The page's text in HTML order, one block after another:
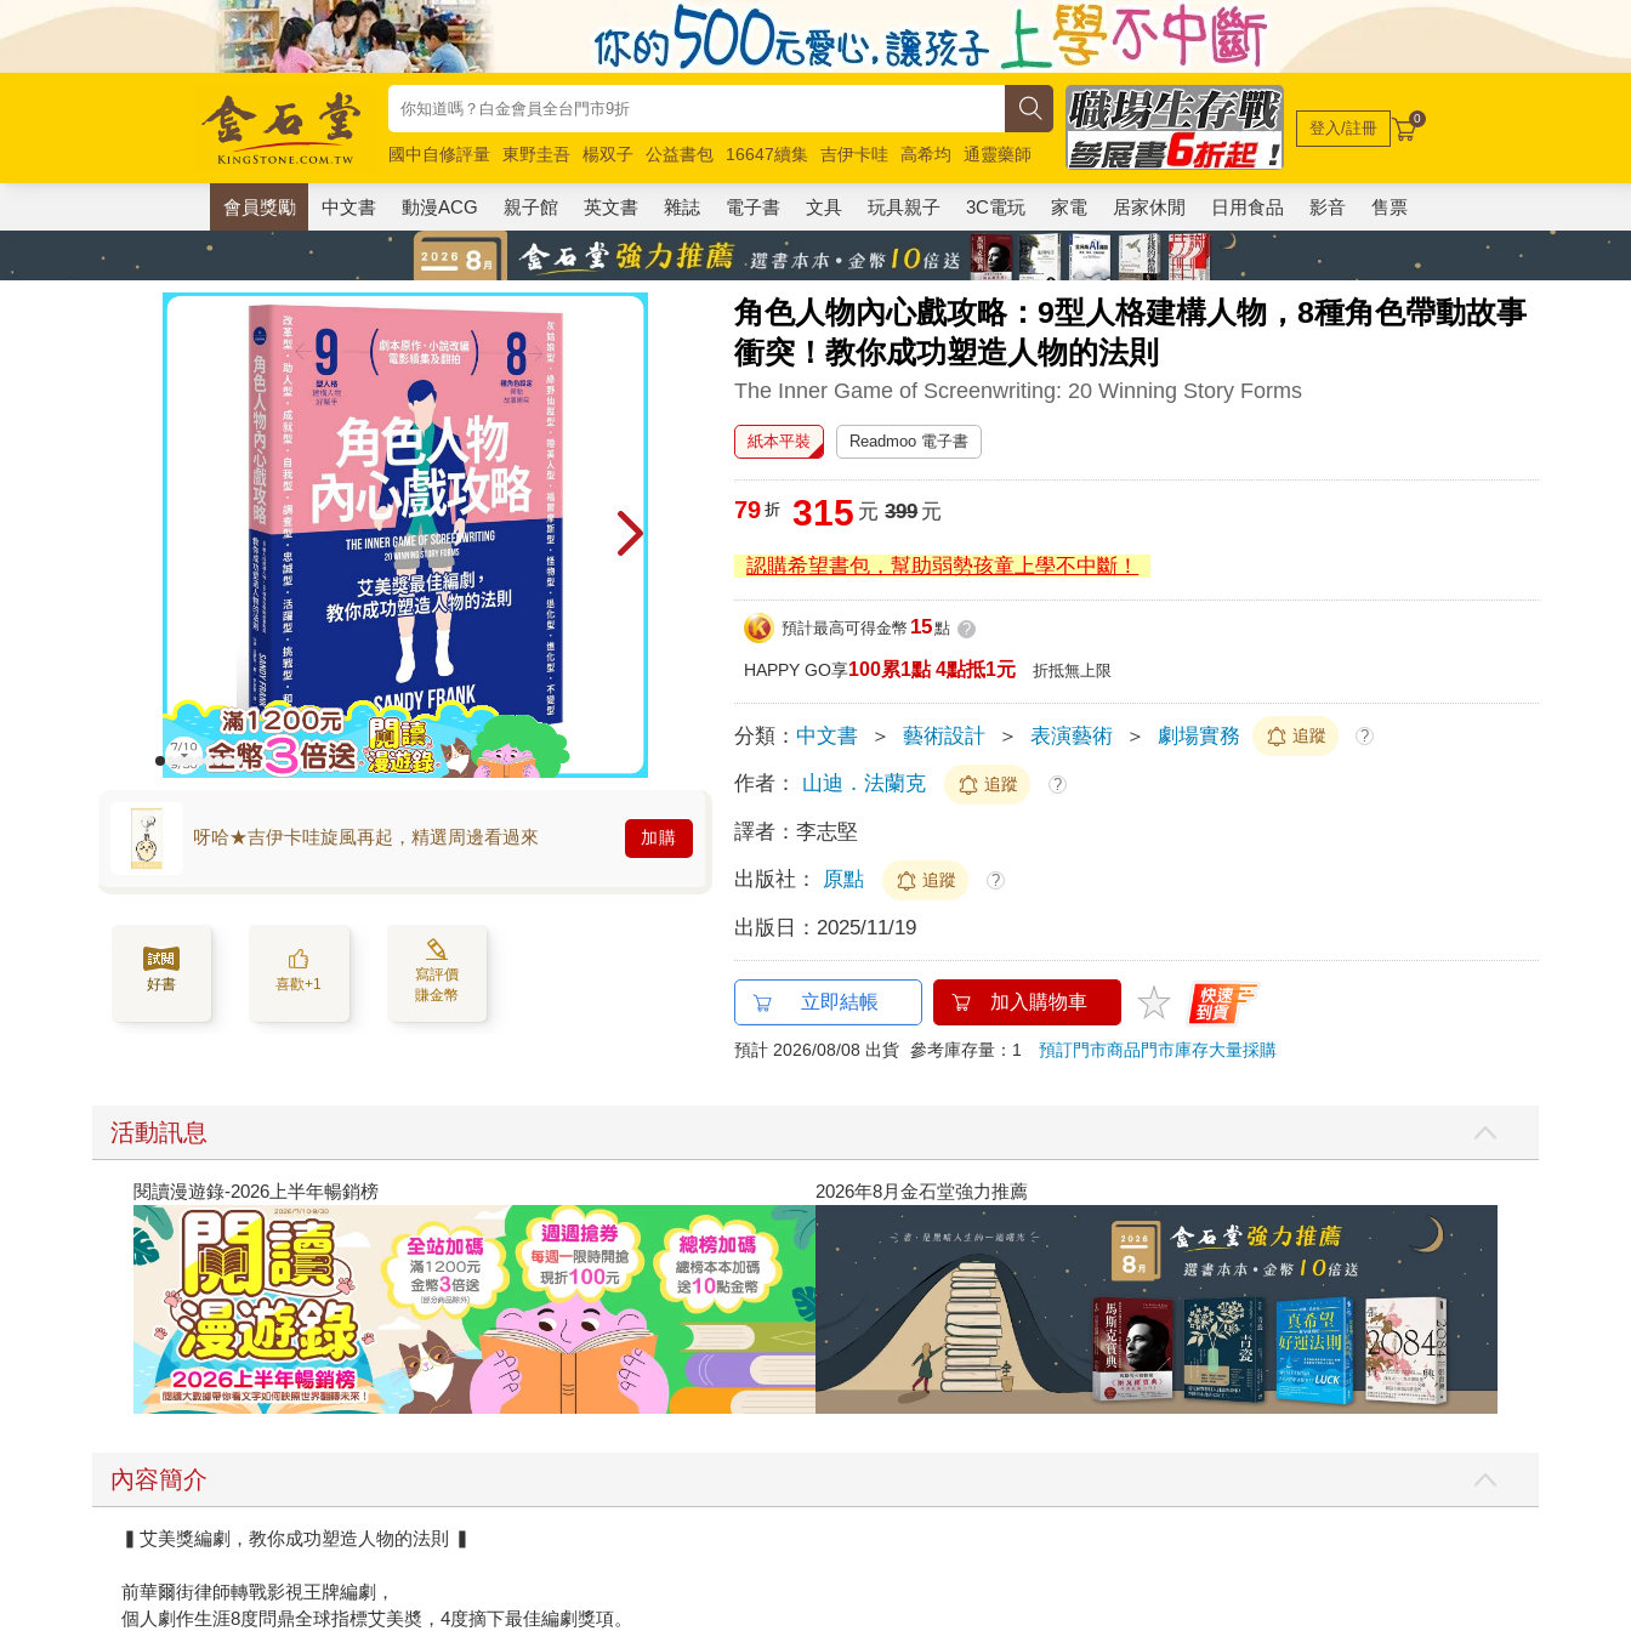
國中自修評量 東野圭吾 楊双子 公益書包 16647續集 吉伊卡哇 高希均
通靈藥師
唯紅花綻放
奧德賽 路邊攤新作 馬斯克 玩具總動員5 超慢跑
登入/註冊 0
會員獎勵 中文書 動漫ACG 親子館 英文書 雜誌 電子書 文具 玩具親子 3C電玩 家電 居家休閒 日用食品 影音 售票
角色人物內心戲攻略：9型人格建構人物，8種角色帶動故事
衝突！教你成功塑造人物的法則
The Inner Game of Screenwriting: 20 Winning Story Forms
呀哈★吉伊卡哇旋風再起，精選周邊看過來 加購
好書 喜歡+1
寫評價
賺金幣
紙本平裝 Readmoo 電子書
79 折 315 元 399元
認購希望書包，幫助弱勢孩童上學不中斷！
預計最高可得金幣 15點 ?
HAPPY GO享100累1點 4點抵1元 折抵無上限
分類： 中文書 ＞ 藝術設計 ＞ 表演藝術 ＞ 劇場實務 追蹤 ?
作者： 山迪．法蘭克 追蹤 ?
譯者：李志堅
出版社： 原點 追蹤 ?
出版日： 2025/11/19
立即結帳 加入購物車
預計 2026/08/08 出貨 參考庫存量：1預訂門市商品門市庫存大量採購
活動訊息
閱讀漫遊錄-2026上半年暢銷榜 2026年8月金石堂強力推薦
內容簡介
▍艾美獎編劇，教你成功塑造人物的法則 ▍
前華爾街律師轉戰影視王牌編劇，
個人劇作生涯8度問鼎全球指標艾美奬，4度摘下最佳編劇獎項。